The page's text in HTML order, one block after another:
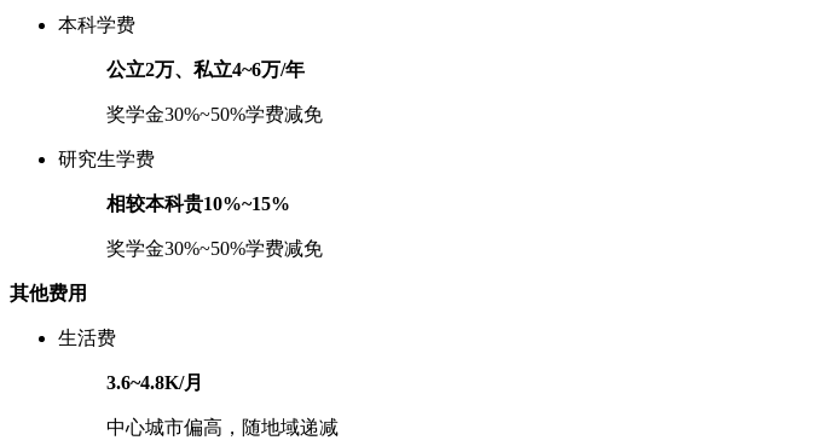
本科学费
公立2万、私立4~6万/年
奖学金30%~50%学费减免
研究生学费
相较本科贵10%~15%
奖学金30%~50%学费减免
其他费用
生活费
3.6~4.8K/月
中心城市偏高，随地域递减